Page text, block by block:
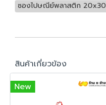
ซองไปษณีย์พลาสติก 20x30
สินค้าเกี่ยวข้อง
New